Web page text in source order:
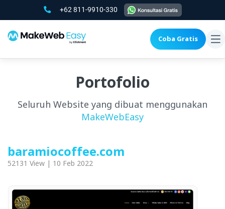
+62 811-9910-330
Coba Gratis
Portofolio
Seluruh Website yang dibuat menggunakan
MakeWebEasy
baramiocoffee.com
52131 View | 10 Feb 2022